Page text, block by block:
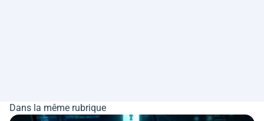
Dans la même rubrique